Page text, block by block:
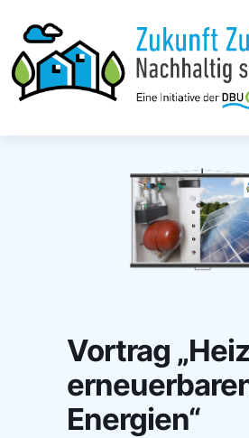
Vortrag
Energien“